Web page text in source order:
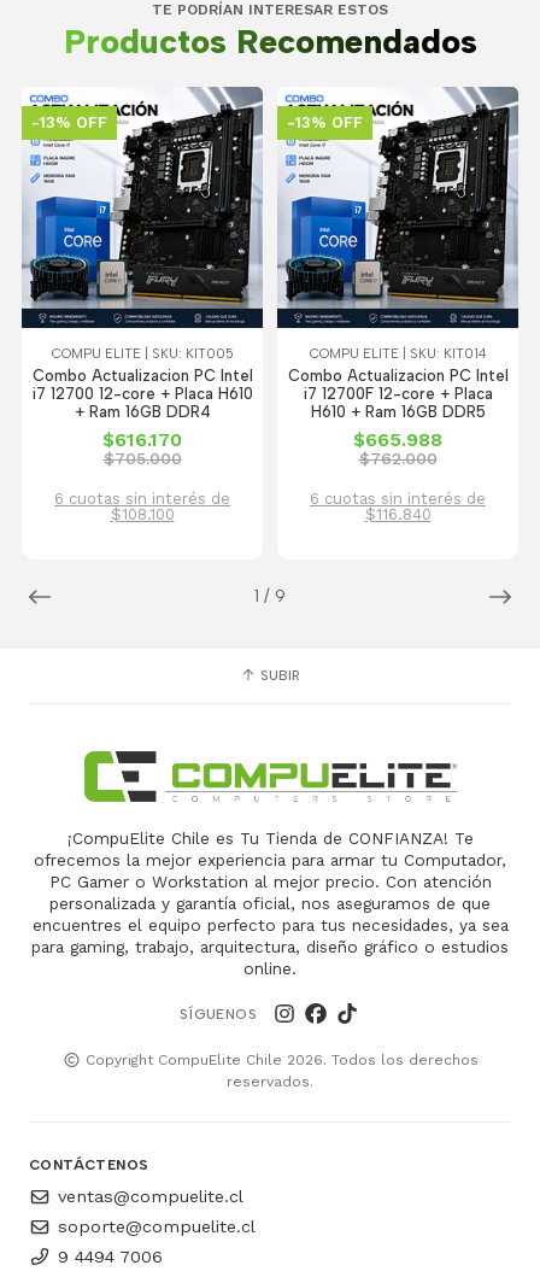
TE PODRÍAN INTERESAR ESTOS
Productos Recomendados
1 / 9
-13% OFF
COMPU ELITE | SKU: KIT005
Combo Actualizacion PC Intel
i7 12700 12-core + Placa H610
+ Ram 16GB DDR4
$616.170
$705.000
6 cuotas sin interés de
$108.100
-13% OFF
COMPU ELITE | SKU: KIT014
Combo Actualizacion PC Intel
i7 12700F 12-core + Placa
H610 + Ram 16GB DDR5
$665.988
$762.000
6 cuotas sin interés de
$116.840
SUBIR
¡CompuElite Chile es Tu Tienda de CONFIANZA! Te
ofrecemos la mejor experiencia para armar tu Computador,
PC Gamer o Workstation al mejor precio. Con atención
personalizada y garantía oficial, nos aseguramos de que
encuentres el equipo perfecto para tus necesidades, ya sea
para gaming, trabajo, arquitectura, diseño gráfico o estudios
online.
SÍGUENOS
Copyright CompuElite Chile 2026. Todos los derechos
reservados.
CONTÁCTENOS
ventas@compuelite.cl
soporte@compuelite.cl
9 4494 7006